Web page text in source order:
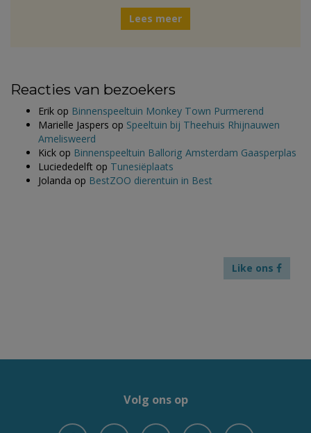
Lees meer
Reacties van bezoekers
Erik op Binnenspeeltuin Monkey Town Purmerend
Marielle Jaspers op Speeltuin bij Theehuis Rhijnauwen
Amelisweerd
Kick op Binnenspeeltuin Ballorig Amsterdam Gaasperplas
Luciededelft op Tunesiëplaats
Jolanda op BestZOO dierentuin in Best
Like ons
Volg ons op